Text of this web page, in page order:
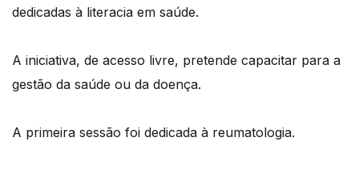
dedicadas à literacia em saúde.
A iniciativa, de acesso livre, pretende capacitar para a
gestão da saúde ou da doença.
A primeira sessão foi dedicada à reumatologia.